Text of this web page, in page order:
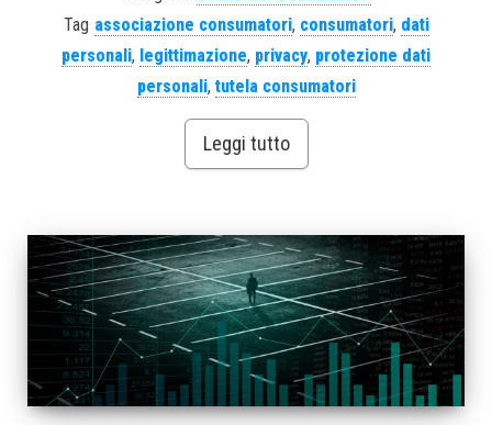
Tag associazione consumatori, consumatori, dati
personali, legittimazione, privacy, protezione dati
personali, tutela consumatori
Leggi tutto